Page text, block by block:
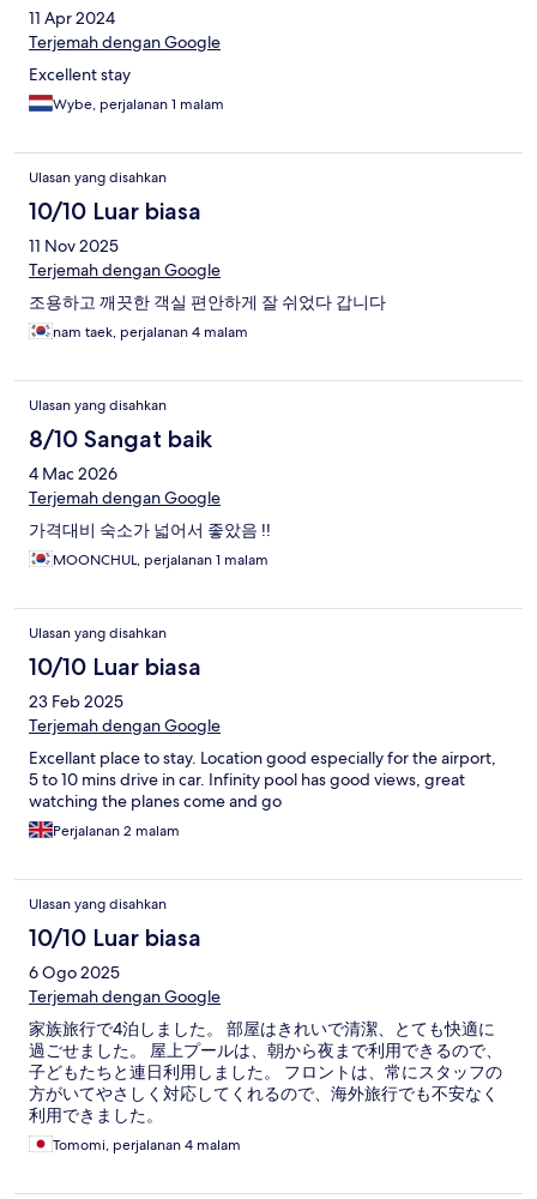
11 Apr 2024
Terjemah dengan Google
Excellent stay
Wybe, perjalanan 1 malam
Ulasan yang disahkan
10/10 Luar biasa
11 Nov 2025
Terjemah dengan Google
조용하고 깨끗한 객실 편안하게 잘 쉬었다 갑니다
nam taek, perjalanan 4 malam
Ulasan yang disahkan
8/10 Sangat baik
4 Mac 2026
Terjemah dengan Google
가격대비 숙소가 넓어서 좋았음 !!
MOONCHUL, perjalanan 1 malam
Ulasan yang disahkan
10/10 Luar biasa
23 Feb 2025
Terjemah dengan Google
Excellant place to stay. Location good especially for the airport,
5 to 10 mins drive in car. Infinity pool has good views, great
watching the planes come and go
Perjalanan 2 malam
Ulasan yang disahkan
10/10 Luar biasa
6 Ogo 2025
Terjemah dengan Google
家族旅行で4泊しました。 部屋はきれいで清潔、とても快適に
過ごせました。 屋上プールは、朝から夜まで利用できるので、
子どもたちと連日利用しました。 フロントは、常にスタッフの
方がいてやさしく対応してくれるので、海外旅行でも不安なく
利用できました。
Tomomi, perjalanan 4 malam